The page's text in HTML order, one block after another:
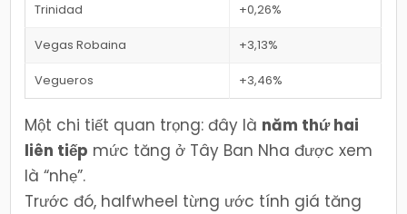
Trinidad +0,26%
Vegas Robaina +3,13%
Vegueros +3,46%
Một chi tiết quan trọng: đây là năm thứ hai
liên tiếp mức tăng ở Tây Ban Nha được xem
là “nhẹ”.
Trước đó, halfwheel từng ước tính giá tăng